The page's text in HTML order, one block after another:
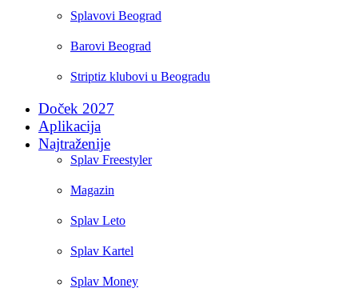
Splavovi Beograd
Barovi Beograd
Striptiz klubovi u Beogradu
Doček 2027
Aplikacija
Najtraženije
Splav Freestyler
Magazin
Splav Leto
Splav Kartel
Splav Money